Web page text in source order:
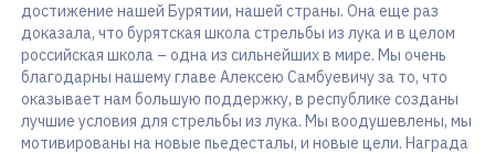
достижение нашей Бурятии, нашей страны. Она еще раз
доказала, что бурятская школа стрельбы из лука и в целом
российская школа – одна из сильнейших в мире. Мы очень
благодарны нашему главе Алексею Самбуевичу за то, что
оказывает нам большую поддержку, в республике созданы
лучшие условия для стрельбы из лука. Мы воодушевлены, мы
мотивированы на новые пьедесталы, и новые цели. Награда